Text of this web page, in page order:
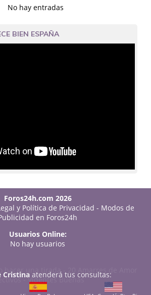
No hay entradas
BIEN ESPAÑA
Foros24h.com 2026
y Política de Privacidad - Modos de
en Foros24h
Usuarios Online:
No hay usuarios
hacer una tirada-
20 Amarres de Amor
-Videntes Buenas
Cristinaatenderá tus consultas: